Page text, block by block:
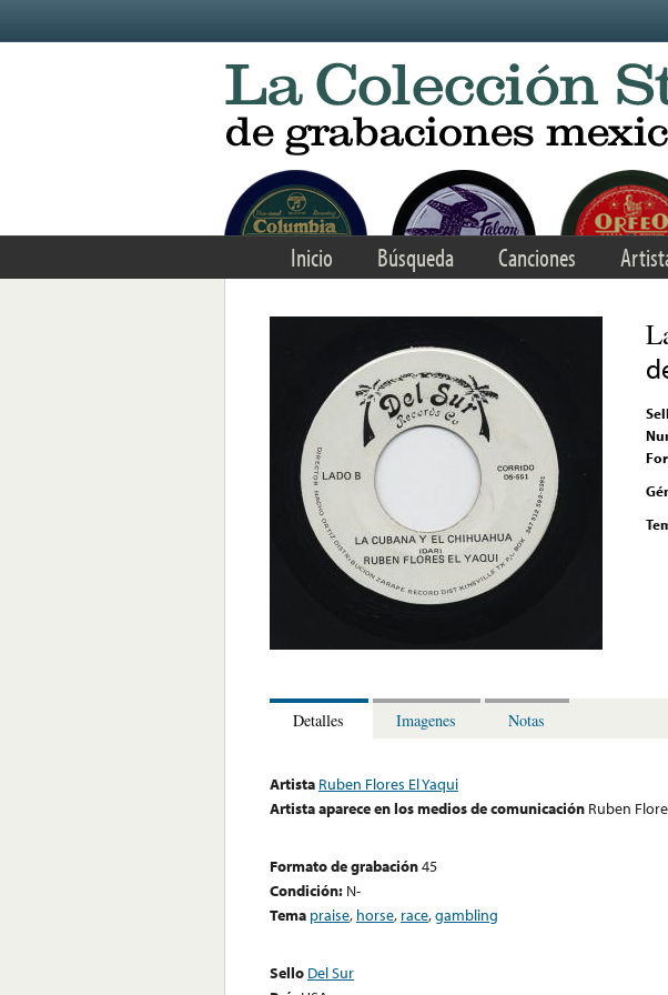
Inicio Búsqueda Canciones
Detalles Imagenes Notas
Artista Ruben Flores El Yaqui
Artista aparece en los medios de comunicación Ruben
Formato de grabación45
Condición: N-
Tema praise, horse, race,gambling
Sello Del Sur